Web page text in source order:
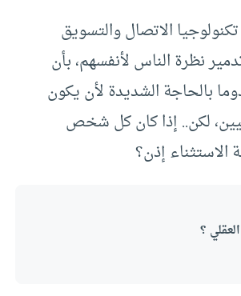
الاتصال والتسويق
نظرة الناس لأنفسهم، بأن
بالحاجة الشديدة لأن يكون
لكن.. إذا كان كل شخص
الاستثناء إذن؟
؟